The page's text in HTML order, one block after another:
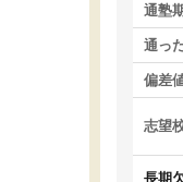
通塾
通っ
偏差
志望
長期